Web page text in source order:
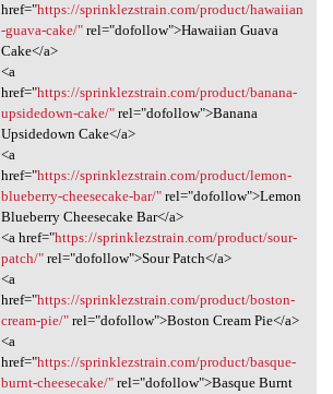
href="https://sprinklezstrain.com/product/hawaiian
-guava-cake/"rel="dofollow">Hawaiian Guava
Cake</a>
<a
href="https://sprinklezstrain.com/product/banana-
upsidedown-cake/"rel="dofollow">Banana
Upsidedown Cake</a>
<a
href="https://sprinklezstrain.com/product/lemon-
blueberry-cheesecake-bar/"rel="dofollow">Lemon
Blueberry Cheesecake Bar</a>
<a href="https://sprinklezstrain.com/product/sour-
patch/"rel="dofollow">Sour Patch</a>
<a
href="https://sprinklezstrain.com/product/boston-
cream-pie/"rel="dofollow">Boston Cream Pie</a>
<a
href="https://sprinklezstrain.com/product/basque-
burnt-cheesecake/"rel="dofollow">Basque Burnt